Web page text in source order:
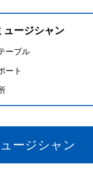
ュージシャン
ーブル
ート
ージシャン